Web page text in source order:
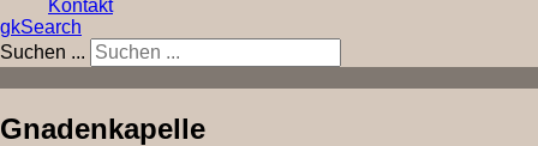
Kontakt
gkSearch
Suchen ...
Gnadenkapelle